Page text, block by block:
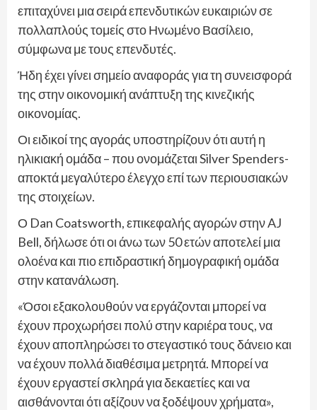
επιταχύνει μια σειρά επενδυτικών ευκαιριών σε
πολλαπλούς τομείς στο Ηνωμένο Βασίλειο,
σύμφωνα με τους επενδυτές.
Ήδη έχει γίνει σημείο αναφοράς για τη συνεισφορά
της στην οικονομική ανάπτυξη της κινεζικής
οικονομίας.
Οι ειδικοί της αγοράς υποστηρίζουν ότι αυτή η
ηλικιακή ομάδα – που ονομάζεται Silver Spenders-
αποκτά μεγαλύτερο έλεγχο επί των περιουσιακών
της στοιχείων.
Ο Dan Coatsworth, επικεφαλής αγορών στην AJ
Bell, δήλωσε ότι οι άνω των 50 ετών αποτελεί μια
ολοένα και πιο επιδραστική δημογραφική ομάδα
στην κατανάλωση.
«Όσοι εξακολουθούν να εργάζονται μπορεί να
έχουν προχωρήσει πολύ στην καριέρα τους, να
έχουν αποπληρώσει το στεγαστικό τους δάνειο και
να έχουν πολλά διαθέσιμα μετρητά. Μπορεί να
έχουν εργαστεί σκληρά για δεκαετίες και να
αισθάνονται ότι αξίζουν να ξοδέψουν χρήματα»,